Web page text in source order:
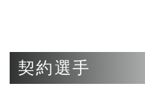
契約選手